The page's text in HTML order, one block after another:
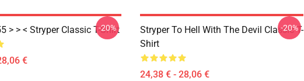
> > < Stryper Classic T-Shirt
€
-20%
Stryper To Hell With The Devil Classic T-
Shirt
24,38 € - 28,06 €
-20%